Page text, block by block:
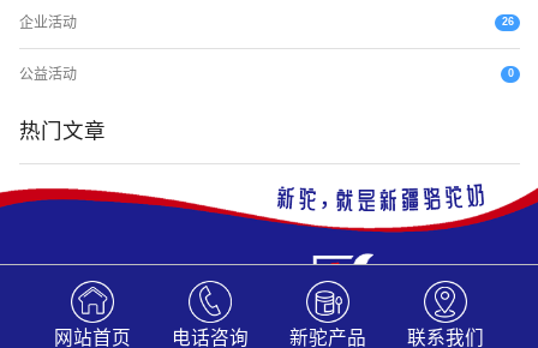
网站首页 电话咨询 新驼产品 联系我们
企业活动 26
公益活动 0
热门文章